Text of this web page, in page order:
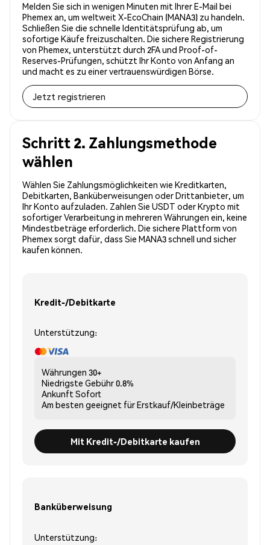
Melden Sie sich in wenigen Minuten mit Ihrer E-Mail bei
Phemex an, um weltweit X-EcoChain (MANA3) zu handeln.
Schließen Sie die schnelle Identitätsprüfung ab, um
sofortige Käufe freizuschalten. Die sichere Registrierung
von Phemex, unterstützt durch 2FA und Proof-of-
Reserves-Prüfungen, schützt Ihr Konto von Anfang an
und macht es zu einer vertrauenswürdigen Börse.
Jetzt registrieren
Schritt 2. Zahlungsmethode
wählen
Wählen Sie Zahlungsmöglichkeiten wie Kreditkarten,
Debitkarten, Banküberweisungen oder Drittanbieter, um
Ihr Konto aufzuladen. Zahlen Sie USDT oder Krypto mit
sofortiger Verarbeitung in mehreren Währungen ein, keine
Mindestbeträge erforderlich. Die sichere Plattform von
Phemex sorgt dafür, dass Sie MANA3 schnell und sicher
kaufen können.
Kredit-/Debitkarte
Unterstützung:
Währungen 30+
Niedrigste Gebühr0.8%
Ankunft Sofort
Am besten geeignet fürErstkauf/Kleinbeträge
Mit Kredit-/Debitkarte kaufen
Banküberweisung
Unterstützung: